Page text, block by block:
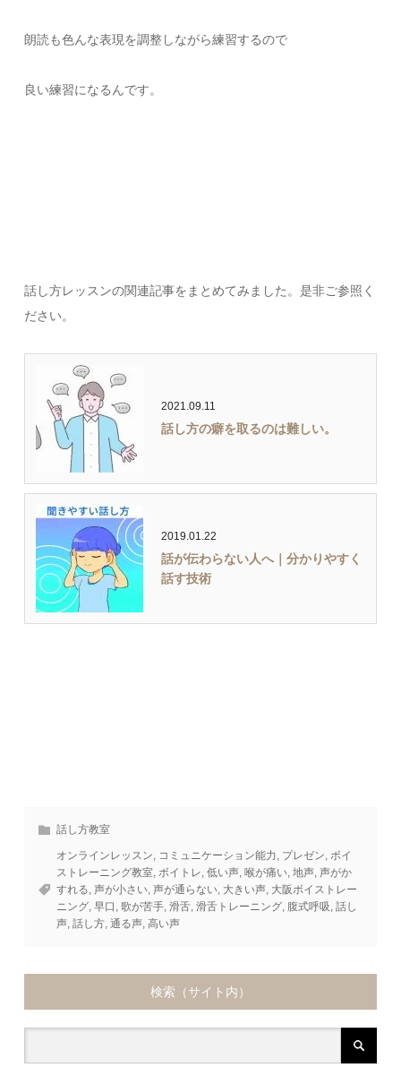
朗読も色んな表現を調整しながら練習するので
良い練習になるんです。
話し方レッスンの関連記事をまとめてみました。是非ご参照く
ださい。
2021.09.11
話し方の癖を取るのは難しい。
2019.01.22
話が伝わらない人へ｜分かりやすく
話す技術
話し方教室
オンラインレッスン, コミュニケーション能力, プレゼン,ボイ
ストレーニング教室,ボイトレ,低い声,喉が痛い,地声,声がか
すれる,声が小さい,声が通らない, 大きい声, 大阪ボイストレー
ニング,早口 ,歌が苦手,滑舌,滑舌トレーニング, 腹式呼吸,話し
声,話し方,通る声,高い声
検索（サイト内）